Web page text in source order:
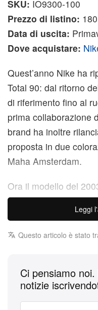
SKU: IO9300-100
Prezzo di listino:
Data di uscita:
Dove acquistare:
Quest’anno Nike ha
Total 90: dal ritorno
di riferimento fino al
prima collaborazione
brand ha inoltre
proposta in due
Maha Amsterdam.
Ora il modello del
generalista a inizio
nuova colorazione
versioni in vernice
Metallic”
predecessore. Gli
inoltre alle
Leggi
Questo articolo è stato
Ci pensiamo
notizie